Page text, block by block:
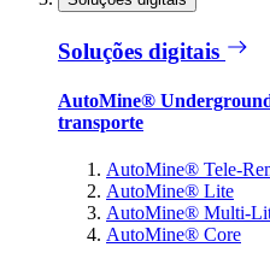
Soluções digitais
AutoMine®
transporte
AutoMine® Tele-
AutoMine® Lite
AutoMine® Multi-
AutoMine® Core